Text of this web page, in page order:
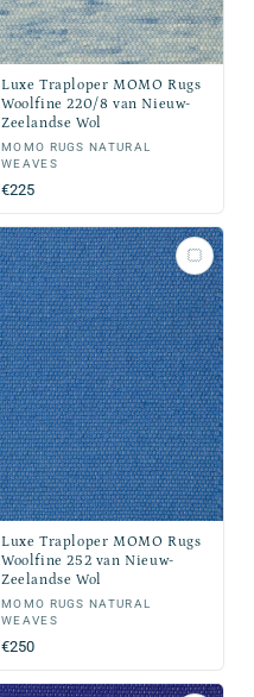
Luxe Traploper MOMO Rugs
Woolfine 220/8 van Nieuw-
Zeelandse Wol
Verkoper:
MOMO RUGS NATURAL
WEAVES
Normale
prijs
€225
Luxe Traploper MOMO Rugs
Woolfine 252 van Nieuw-
Zeelandse Wol
Verkoper:
MOMO RUGS NATURAL
WEAVES
Normale
prijs
€250